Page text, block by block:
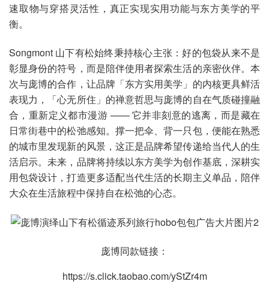
速取物与穿搭灵活性，真正实现实用功能与东方美学的平
衡。
Songmont 山下有松始终秉持核心主张：好的包袋从来不是
彰显身份的符号，而是陪伴使用者探索生活的亲密伙伴。本
次与庞博的合作，让品牌「东方实用美学」的内核更具鲜活
表现力，「心无所住」的禅意哲思与庞博的自在气质碰撞融
合，重新定义都市漫游 —— 它并非刻意的逃离，而是藏在
日常街巷中的松弛感知。撑一把伞、背一只包，便能在熟悉
的城市里发现新的风景，这正是品牌希望传递给当代人的生
活启示。未来，品牌将持续以东方美学为创作基底，深耕实
用包袋设计，打造更多适配当代生活的长期主义单品，陪伴
大众在生活旅程中保持自在松弛的心态。
庞博同款链接：
https://s.click.taobao.com/yStZr4m